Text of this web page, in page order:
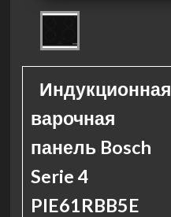
Индукционная
варочная
панель Bosch
Serie 4
PIE61RBB5E